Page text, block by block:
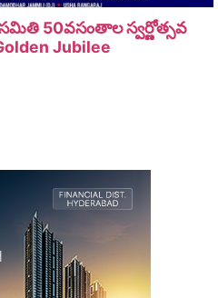
సమితి 50వసంతాల స్వర్ణోత్సవ
Jubilee